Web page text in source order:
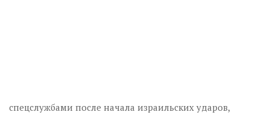
спецслужбами после начала израильских ударов,